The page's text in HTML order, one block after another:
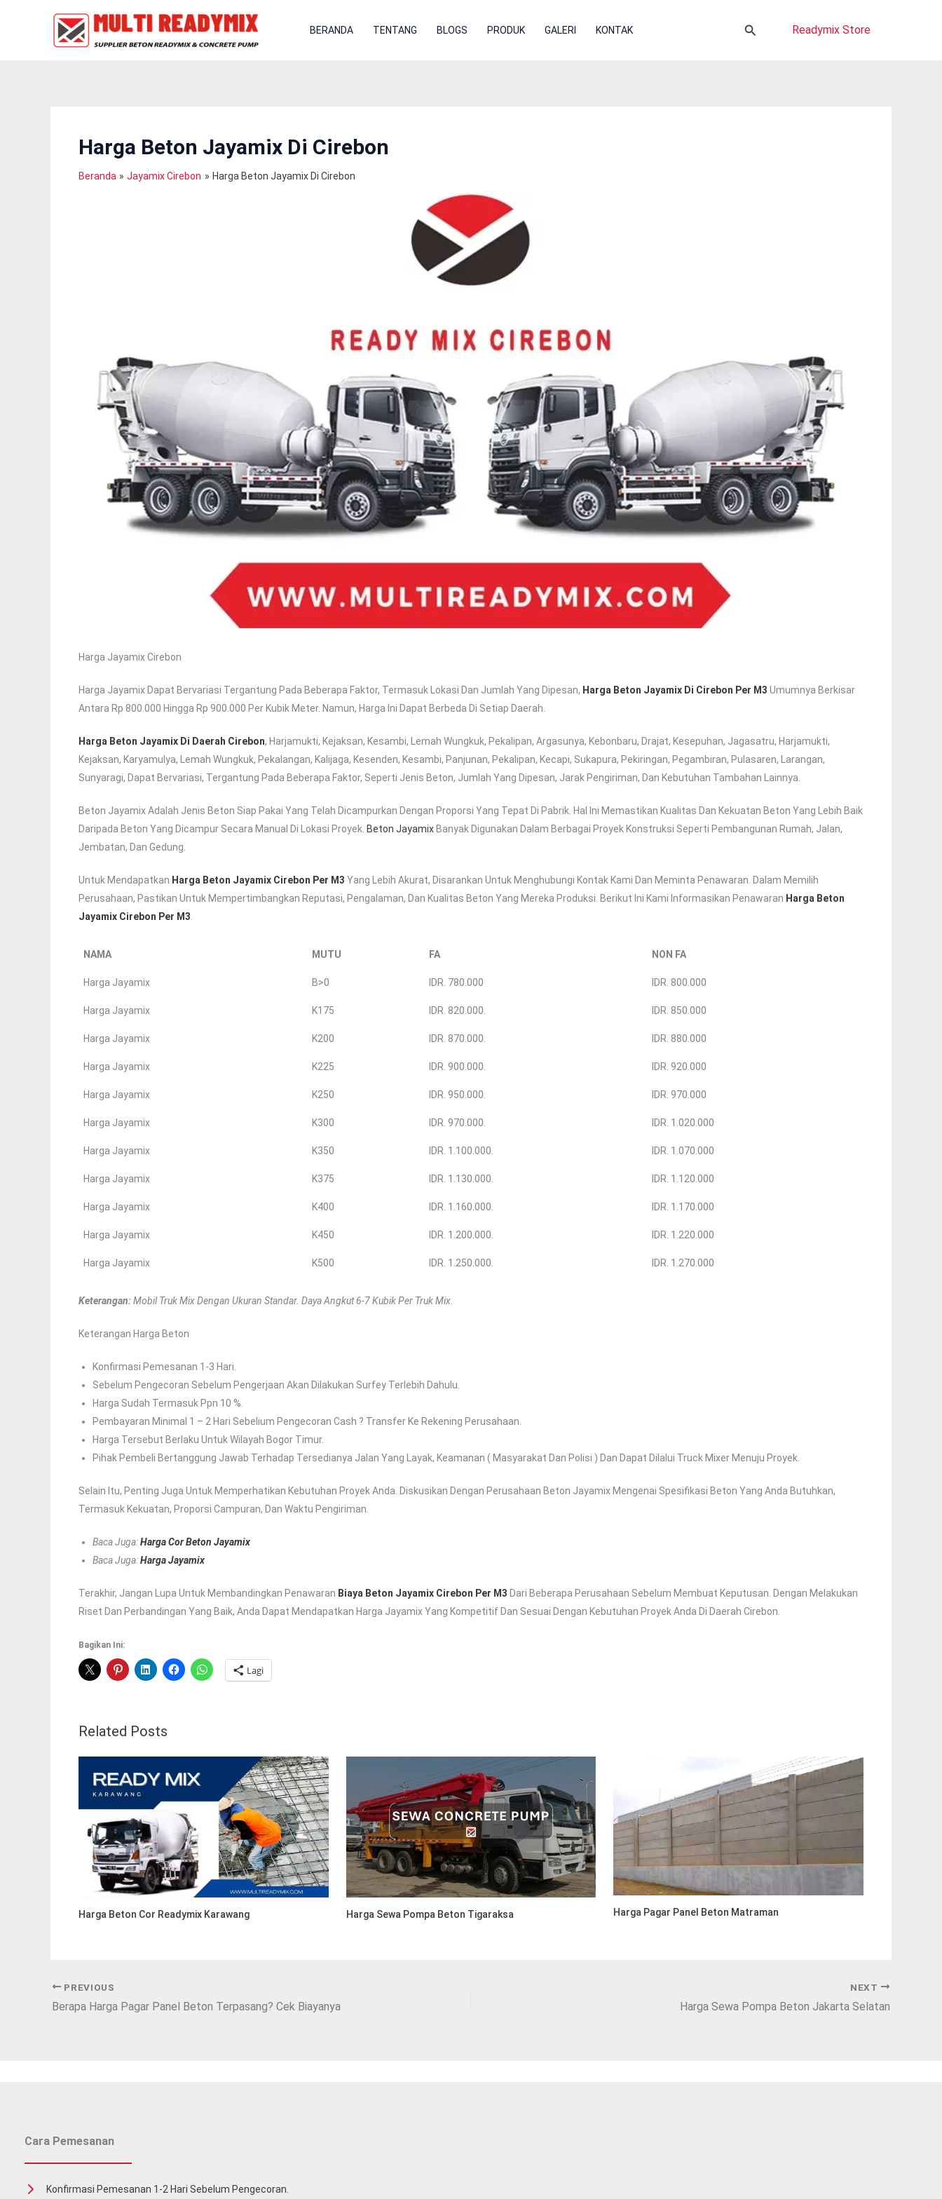
BERANDA TENTANG BLOGS PRODUK GALERI KONTAK Cari Readymix Store
Harga Beton Jayamix Di Cirebon
Beranda Jayamix Cirebon Harga Beton Jayamix Di Cirebon
Harga Jayamix Cirebon
Harga Jayamix Dapat Bervariasi Tergantung Pada Beberapa Faktor, Termasuk Lokasi Dan Jumlah Yang Dipesan, Harga Beton Jayamix Di Cirebon Per M3 Umumnya Berkisar
Antara Rp 800.000 Hingga Rp 900.000 Per Kubik Meter. Namun, Harga Ini Dapat Berbeda Di Setiap Daerah.
Harga Beton Jayamix Di Daerah Cirebon, Harjamukti, Kejaksan, Kesambi, Lemah Wungkuk, Pekalipan, Argasunya, Kebonbaru, Drajat, Kesepuhan, Jagasatru, Harjamukti,
Kejaksan, Karyamulya, Lemah Wungkuk, Pekalangan, Kalijaga, Kesenden, Kesambi, Panjunan, Pekalipan, Kecapi, Sukapura, Pekiringan, Pegambiran, Pulasaren, Larangan,
Sunyaragi, Dapat Bervariasi, Tergantung Pada Beberapa Faktor, Seperti Jenis Beton, Jumlah Yang Dipesan, Jarak Pengiriman, Dan Kebutuhan Tambahan Lainnya.
Beton Jayamix Adalah Jenis Beton Siap Pakai Yang Telah Dicampurkan Dengan Proporsi Yang Tepat Di Pabrik. Hal Ini Memastikan Kualitas Dan Kekuatan Beton Yang Lebih Baik
Daripada Beton Yang Dicampur Secara Manual Di Lokasi Proyek. Beton Jayamix Banyak Digunakan Dalam Berbagai Proyek Konstruksi Seperti Pembangunan Rumah, Jalan,
Jembatan, Dan Gedung.
Untuk Mendapatkan Harga Beton Jayamix Cirebon Per M3 Yang Lebih Akurat, Disarankan Untuk Menghubungi Kontak Kami Dan Meminta Penawaran. Dalam Memilih
Perusahaan, Pastikan Untuk Mempertimbangkan Reputasi, Pengalaman, Dan Kualitas Beton Yang Mereka Produksi. Berikut Ini Kami Informasikan Penawaran Harga Beton
Jayamix Cirebon Per M3
NAMA MUTU FA NON FA
Harga Jayamix B>0 IDR. 780.000 IDR. 800.000
Harga Jayamix K175 IDR. 820.000. IDR. 850.000
Harga Jayamix K200 IDR. 870.000. IDR. 880.000
Harga Jayamix K225 IDR. 900.000. IDR. 920.000
Harga Jayamix K250 IDR. 950.000. IDR. 970.000
Harga Jayamix K300 IDR. 970.000. IDR. 1.020.000
Harga Jayamix K350 IDR. 1.100.000. IDR. 1.070.000
Harga Jayamix K375 IDR. 1.130.000. IDR. 1.120.000
Harga Jayamix K400 IDR. 1.160.000. IDR. 1.170.000
Harga Jayamix K450 IDR. 1.200.000. IDR. 1.220.000
Harga Jayamix K500 IDR. 1.250.000. IDR. 1.270.000
Keterangan:Mobil Truk Mix Dengan Ukuran Standar. Daya Angkut 6-7 Kubik Per Truk Mix.
Keterangan Harga Beton
Konfirmasi Pemesanan 1-3 Hari.
Sebelum Pengecoran Sebelum Pengerjaan Akan Dilakukan Surfey Terlebih Dahulu.
Harga Sudah Termasuk Ppn 10 %.
Pembayaran Minimal 1 – 2 Hari Sebelium Pengecoran Cash ? Transfer Ke Rekening Perusahaan.
Harga Tersebut Berlaku Untuk Wilayah Bogor Timur.
Pihak Pembeli Bertanggung Jawab Terhadap Tersedianya Jalan Yang Layak, Keamanan ( Masyarakat Dan Polisi ) Dan Dapat Dilalui Truck Mixer Menuju Proyek.
Selain Itu, Penting Juga Untuk Memperhatikan Kebutuhan Proyek Anda. Diskusikan Dengan Perusahaan Beton Jayamix Mengenai Spesifikasi Beton Yang Anda Butuhkan,
Termasuk Kekuatan, Proporsi Campuran, Dan Waktu Pengiriman.
Baca Juga:Harga Cor Beton Jayamix
Baca Juga:Harga Jayamix
Terakhir, Jangan Lupa Untuk Membandingkan Penawaran Biaya Beton Jayamix Cirebon Per M3 Dari Beberapa Perusahaan Sebelum Membuat Keputusan. Dengan Melakukan
Riset Dan Perbandingan Yang Baik, Anda Dapat Mendapatkan Harga Jayamix Yang Kompetitif Dan Sesuai Dengan Kebutuhan Proyek Anda Di Daerah Cirebon.
Bagikan Ini:
Lagi
Related Posts
Harga Beton Cor Readymix Karawang Harga Sewa Pompa Beton Tigaraksa Harga Pagar Panel Beton Matraman
PREVIOUS
Berapa Harga Pagar Panel Beton Terpasang? Cek Biayanya
NEXT
Harga Sewa Pompa Beton Jakarta Selatan
Cara Pemesanan
Konfirmasi Pemesanan 1-2 Hari Sebelum Pengecoran.